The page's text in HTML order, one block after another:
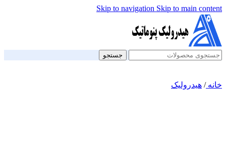
Skip to navigation Skip to main content
جستجو
خانه/ هیدرولیک